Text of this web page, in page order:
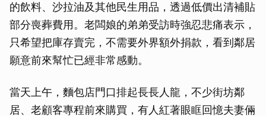
的飲料、沙拉油及其他民生用品，透過低價出清補貼
部分喪葬費用。老闆娘的弟弟受訪時強忍悲痛表示，
只希望把庫存賣完，不需要外界額外捐款，看到鄰居
願意前來幫忙已經非常感動。
當天上午，麵包店門口排起長長人龍，不少街坊鄰
居、老顧客專程前來購買，有人紅著眼眶回憶夫妻倆